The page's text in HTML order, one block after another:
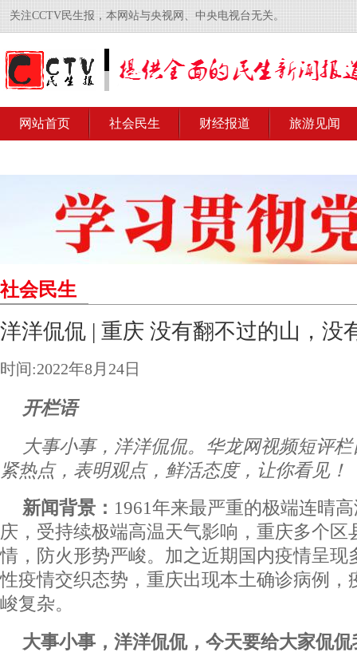
关注CCTV民生报，本网站与央视网、中央电视台无关。
网站首页 社会民生 财经报道 旅游见闻
社会民生
洋洋侃侃 | 重庆 没有翻不过的山，没
时间:2022年8月24日
开栏语
大事小事，洋洋侃侃。华龙网视频短评
紧热点，表明观点，鲜活态度，让你看见！
新闻背景： 1961年来最严重的极端连晴
庆，受持续极端高温天气影响，重庆多个区
情，防火形势严峻。加之近期国内疫情呈现
性疫情交织态势，重庆出现本土确诊病例，
峻复杂。
大事小事，洋洋侃侃，今天要给大家侃